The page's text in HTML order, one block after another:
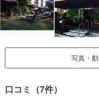
写真・
口コミ（7件）